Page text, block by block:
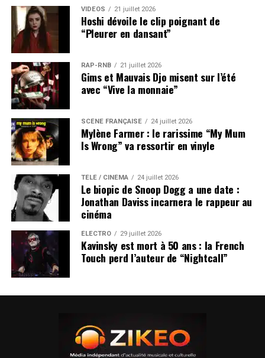
VIDEOS 21 juillet 2026
Hoshi dévoile le clip poignant de
“Pleurer en dansant”
RAP-RNB 21 juillet 2026
Gims et Mauvais Djo misent sur l’été
avec “Vive la monnaie”
SCÈNE FRANÇAISE 24 juillet 2026
Mylène Farmer : le rarissime “My Mum
Is Wrong” va ressortir en vinyle
TÉLÉ / CINÉMA 24 juillet 2026
Le biopic de Snoop Dogg a une date :
Jonathan Daviss incarnera le rappeur au
cinéma
ÉLECTRO 29 juillet 2026
Kavinsky est mort à 50 ans : la French
Touch perd l’auteur de “Nightcall”